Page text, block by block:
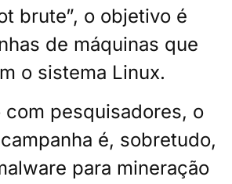
brute”, o objetivo é
de máquinas que
o sistema Linux.
com pesquisadores, o
é, sobretudo,
para mineração